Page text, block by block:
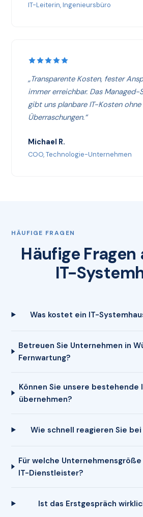
IT-Leiterin, Ingenieursbüro
„Transparente Kosten, fester
immer erreichbar. Das
gibt uns planbare IT-Kosten ohne
Überraschungen.“
Michael R.
COO, Technologie-Unternehmen
HÄUFIGE FRAGEN
Häufige Fragen
IT-
Was kostet ein IT-
Betreuen Sie Unternehmen in
Fernwartung?
Können Sie unsere
übernehmen?
Wie schnell reagieren Sie
Für welche
IT-Dienstleister?
Ist das Erstgespräch